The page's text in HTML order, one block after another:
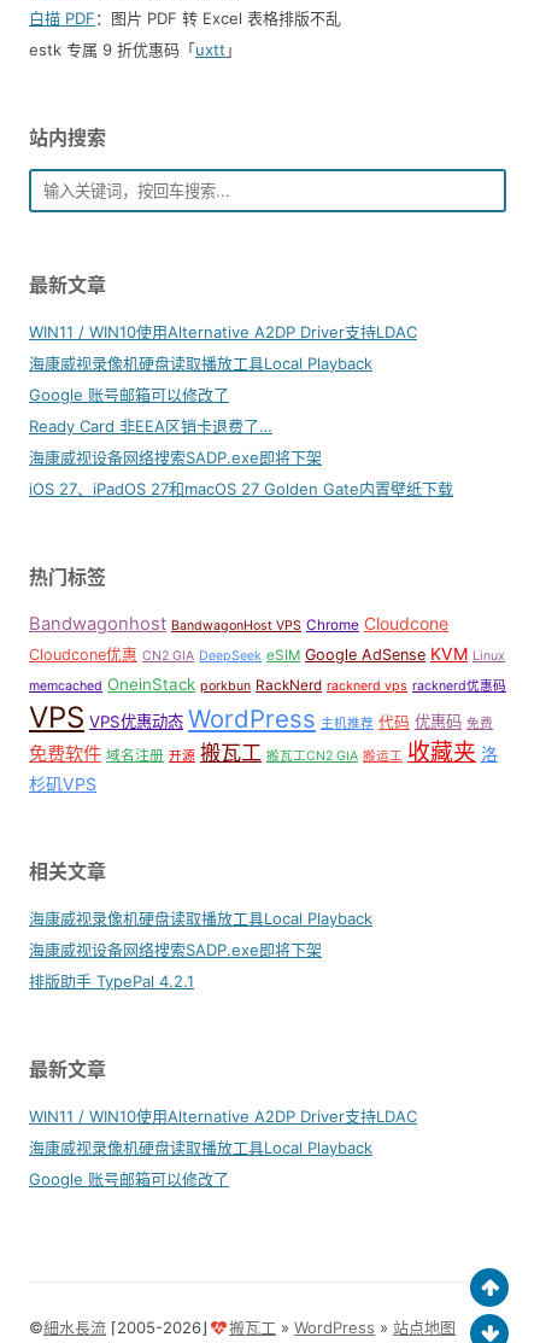
白描 PDF：图片 PDF 转 Excel 表格排版不乱
estk 专属 9 折优惠码「uxtt 」
站内搜索
最新文章
WIN11 / WIN10使用Alternative A2DP Driver支持LDAC
海康威视录像机硬盘读取播放工具Local Playback
Google 账号邮箱可以修改了
Ready Card 非EEA区销卡退费了…
海康威视设备网络搜索SADP.exe即将下架
iOS 27、iPadOS 27和macOS 27 Golden Gate内置壁纸下载
热门标签
Bandwagonhost BandwagonHost VPS Chrome Cloudcone
Cloudcone优惠 CN2 GIA DeepSeek eSIM Google AdSense KVM Linux
memcached OneinStack porkbun RackNerd racknerd vps racknerd优惠码
VPS VPS优惠动态 WordPress 主机推荐 代码 优惠码 免费
免费软件 域名注册 开源 搬瓦工 搬瓦工CN2 GIA 搬运工 收藏夹 洛
杉矶VPS
相关文章
海康威视录像机硬盘读取播放工具Local Playback
海康威视设备网络搜索SADP.exe即将下架
排版助手 TypePal 4.2.1
最新文章
WIN11 / WIN10使用Alternative A2DP Driver支持LDAC
海康威视录像机硬盘读取播放工具Local Playback
Google 账号邮箱可以修改了
©細水長流 ⌈2005-2026⌋ 搬瓦工 »WordPress »站点地图